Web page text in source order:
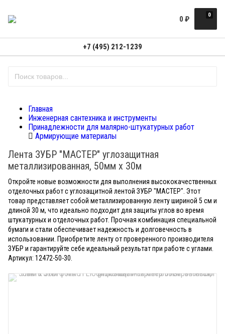
0
0 ₽
+7 (495) 212-1239
Главная
Инженерная сантехника и инструменты
Принадлежности для малярно-штукатурных работ
Армирующие материалы
Лента ЗУБР "МАСТЕР" углозащитная
металлизированная, 50мм х 30м
Откройте новые возможности для выполнения высококачественных
отделочных работ с углозащитной лентой ЗУБР "МАСТЕР". Этот
товар представляет собой металлизированную ленту шириной 5 см и
длиной 30 м, что идеально подходит для защиты углов во время
штукатурных и отделочных работ. Прочная комбинация специальной
бумаги и стали обеспечивает надежность и долговечность в
использовании. Приобретите ленту от проверенного производителя
ЗУБР и гарантируйте себе идеальный результат при работе с углами.
Артикул: 12472-50-30.